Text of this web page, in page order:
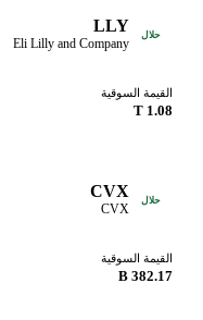
حلال LLY
Eli Lilly and Company
القيمة السوقية
1.08 T
حلال CVX
CVX
القيمة السوقية
382.17 B